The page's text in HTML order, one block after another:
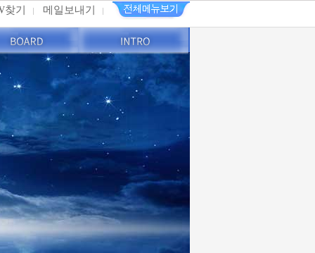
찾기 메일보내기